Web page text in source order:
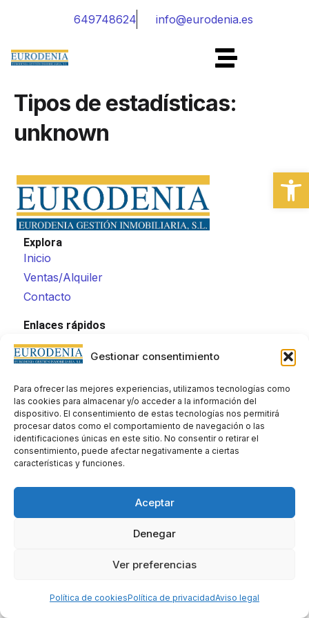
Abrir
Gestionar consentimiento
Para ofrecer las mejores experiencias, utilizamos tecnologías como
las cookies para almacenar y/o acceder a la información del
dispositivo. El consentimiento de estas tecnologías nos permitirá
procesar datos como el comportamiento de navegación o las
identificaciones únicas en este sitio. No consentir o retirar el
consentimiento, puede afectar negativamente a ciertas
características y funciones.
Aceptar
Denegar
Ver preferencias
Política de cookiesPolítica de privacidadAviso legal
649748624 info@eurodenia.es
Tipos de estadísticas:
unknown
Explora
Inicio
Ventas/Alquiler
Contacto
Enlaces rápidos
Aviso legal
Politica de cookies